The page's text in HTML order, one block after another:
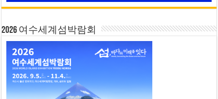
2026 여수세계섬박람회